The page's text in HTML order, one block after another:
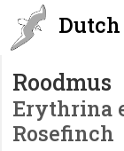
Roodmus
Erythrina
Rosefinch